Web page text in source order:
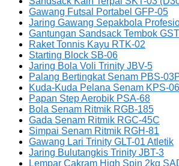
Gawang Futsal Portabel GFP-05
Jaring Gawang Sepakbola
Gantungan Sandsack Tembok
Raket Tonnis Kayu RTK-02
Starting Block SB-06
Jaring Bola Voli Trinity JBV-5
Palang Bertingkat Senam PBS-
Kuda-Kuda Pelana Senam KPS-
Papan Step Aerobik PSA-68
Bola Senam Ritmik RGB-185
Gada Senam Ritmik RGC-45C
Simpai Senam Ritmik RGH-81
Gawang Lari Trinity GLT-01 Atletik
Jaring Bulutangkis Trinity JBT-3
Lempar Cakram High Spin 2kg